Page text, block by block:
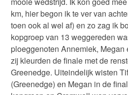
km, hier begon ik te ver van
toen ook al wel af) en zo zag ik
kopgroep van 13 weggereden
ploeggenoten Annemiek,
zij kleurden de finale met de
Greenedge. Uiteindelijk wisten
(Greenedge) en Megan in de